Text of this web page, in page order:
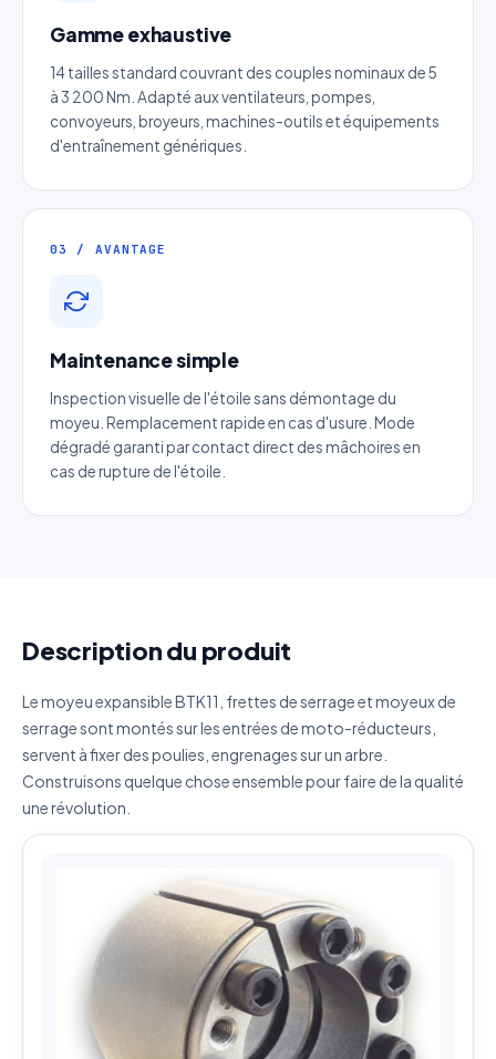
Gamme exhaustive
14 tailles standard couvrant des couples nominaux de 5
à 3 200 Nm. Adapté aux ventilateurs, pompes,
convoyeurs, broyeurs, machines-outils et équipements
d'entraînement génériques.
03 / AVANTAGE
Maintenance simple
Inspection visuelle de l'étoile sans démontage du
moyeu. Remplacement rapide en cas d'usure. Mode
dégradé garanti par contact direct des mâchoires en
cas de rupture de l'étoile.
Description du produit
Le moyeu expansible BTK11, frettes de serrage et moyeux de
serrage sont montés sur les entrées de moto-réducteurs,
servent à fixer des poulies, engrenages sur un arbre.
Construisons quelque chose ensemble pour faire de la qualité
une révolution.
Nom complet*
Entreprise
Email*
Téléphone
Référence produit
Quantité estimée
ma demande.Politique de confidentialité
Envoyer ma demande de devis
Vos données sont protégées et ne seront jamais